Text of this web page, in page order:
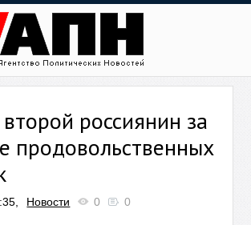
россиянин за
продовольственных
Новости 0 0